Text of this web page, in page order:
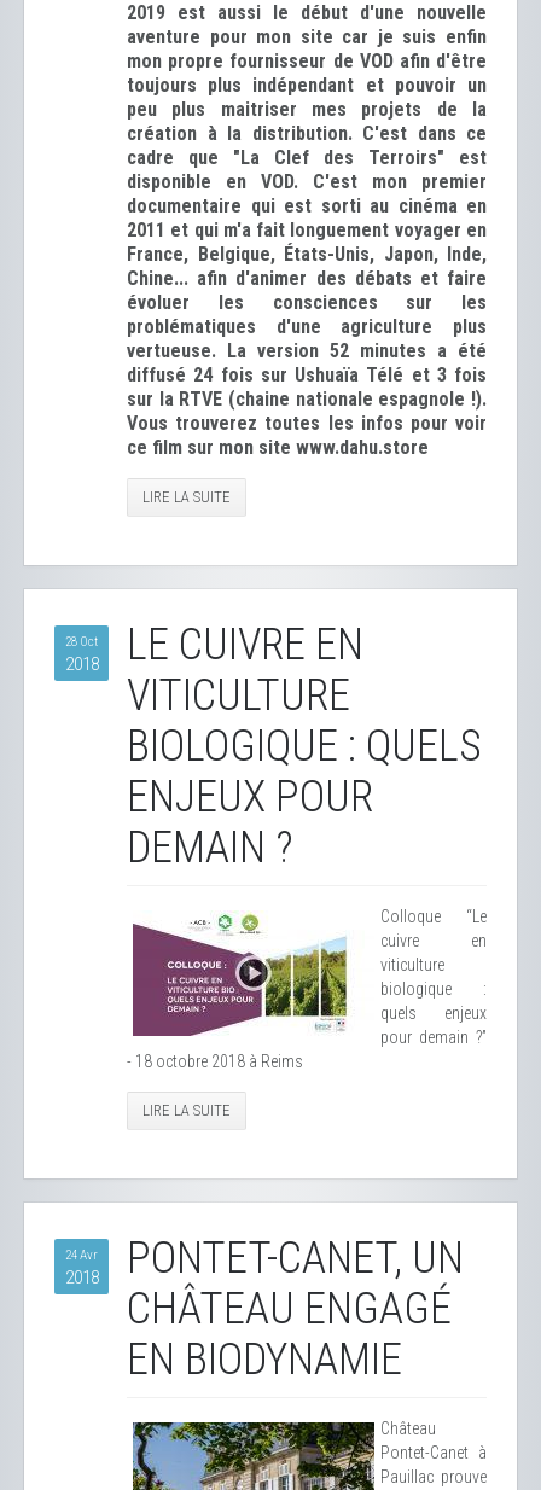
2019 est aussi le début d'une nouvelle
aventure pour mon site car je suis enfin
mon propre fournisseur de VOD afin d'être
toujours plus indépendant et pouvoir un
peu plus maitriser mes projets de la
création à la distribution. C'est dans ce
cadre que "La Clef des Terroirs" est
disponible en VOD. C'est mon premier
documentaire qui est sorti au cinéma en
2011 et qui m'a fait longuement voyager en
France, Belgique, États-Unis, Japon, Inde,
Chine... afin d'animer des débats et faire
évoluer les consciences sur les
problématiques d'une agriculture plus
vertueuse. La version 52 minutes a été
diffusé 24 fois sur Ushuaïa Télé et 3 fois
sur la RTVE (chaine nationale espagnole !).
Vous trouverez toutes les infos pour voir
ce film sur mon site www.dahu.store
LIRE LA SUITE
28 Oct
2018
LE CUIVRE EN
VITICULTURE
BIOLOGIQUE : QUELS
ENJEUX POUR
DEMAIN ?
Colloque “Le
cuivre en
viticulture
biologique :
quels enjeux
pour demain ?”
- 18 octobre 2018 à Reims
LIRE LA SUITE
24 Avr
2018
PONTET-CANET, UN
CHÂTEAU ENGAGÉ
EN BIODYNAMIE
Château
Pontet-Canet à
Pauillac prouve